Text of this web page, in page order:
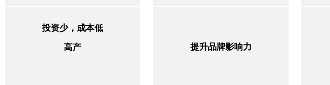
投资少，成本低
高产
提升品牌影响力